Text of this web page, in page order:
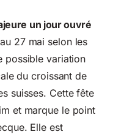
un jour ouvré
27 mai selon les
possible variation
du croissant de
suisses. Cette fête
et marque le point
Elle est